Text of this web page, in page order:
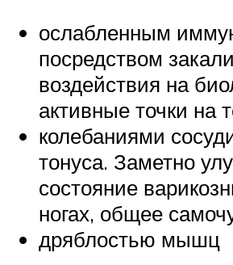
ослабленным
посредством
воздействия на
активные точки на
колебаниями
тонуса. Заметно
состояние
ногах, общее
дряблостью мышц